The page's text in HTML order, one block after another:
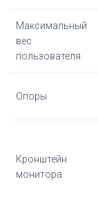
Максимальный
вес
пользователя
Опоры
Кронштейн
монитора